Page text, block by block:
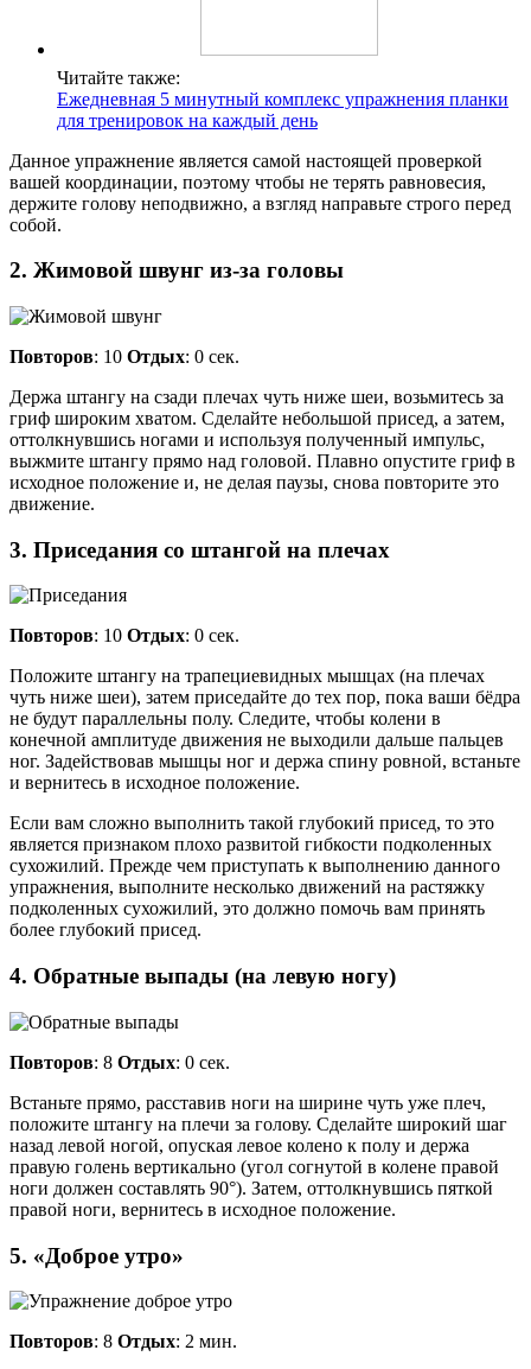
Читайте также:
Ежедневная 5 минутный комплекс упражнения планки
для тренировок на каждый день
Данное упражнение является самой настоящей проверкой
вашей координации, поэтому чтобы не терять равновесия,
держите голову неподвижно, а взгляд направьте строго перед
собой.
2. Жимовой швунг из-за головы
Повторов: 10 Отдых: 0 сек.
Держа штангу на сзади плечах чуть ниже шеи, возьмитесь за
гриф широким хватом. Сделайте небольшой присед, а затем,
оттолкнувшись ногами и используя полученный импульс,
выжмите штангу прямо над головой. Плавно опустите гриф в
исходное положение и, не делая паузы, снова повторите это
движение.
3. Приседания со штангой на плечах
Повторов: 10 Отдых: 0 сек.
Положите штангу на трапециевидных мышцах (на плечах
чуть ниже шеи), затем приседайте до тех пор, пока ваши бёдра
не будут параллельны полу. Следите, чтобы колени в
конечной амплитуде движения не выходили дальше пальцев
ног. Задействовав мышцы ног и держа спину ровной, встаньте
и вернитесь в исходное положение.
Если вам сложно выполнить такой глубокий присед, то это
является признаком плохо развитой гибкости подколенных
сухожилий. Прежде чем приступать к выполнению данного
упражнения, выполните несколько движений на растяжку
подколенных сухожилий, это должно помочь вам принять
более глубокий присед.
4. Обратные выпады (на левую ногу)
Повторов: 8 Отдых: 0 сек.
Встаньте прямо, расставив ноги на ширине чуть уже плеч,
положите штангу на плечи за голову. Сделайте широкий шаг
назад левой ногой, опуская левое колено к полу и держа
правую голень вертикально (угол согнутой в колене правой
ноги должен составлять 90°). Затем, оттолкнувшись пяткой
правой ноги, вернитесь в исходное положение.
5. «Доброе утро»
Повторов: 8 Отдых: 2 мин.